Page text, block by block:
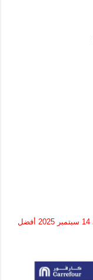
واليكم مجلة عروض كارفور اليوم 10 سبتمبر حتى 14 سبتمبر 2025 أفضل